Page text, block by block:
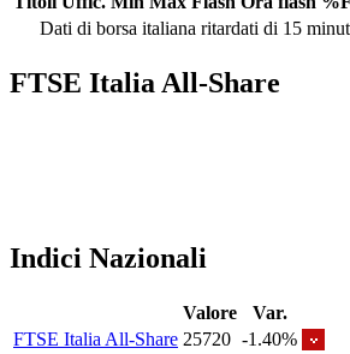
Dati di borsa italiana ritardati di 15
FTSE Italia All-Share
Indici Nazionali
Valore
Var.
FTSE Italia All-Share 25720 -1.40%